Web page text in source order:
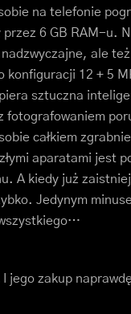
na telefonie
6 GB RAM-u.
ale
12 + 5
sztuczna
fotografowaniem
całkiem
aparatami jest
A kiedy już
Jedynym
I jego zakup